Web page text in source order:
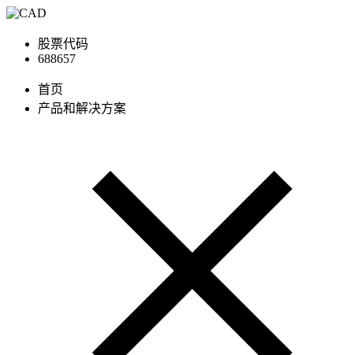
股票代码
688657
首页
产品和解决方案